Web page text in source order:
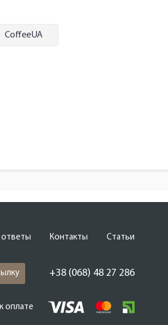
СoffeeUA
Контакты Статьи
+38 (068) 48 27 286
оплате